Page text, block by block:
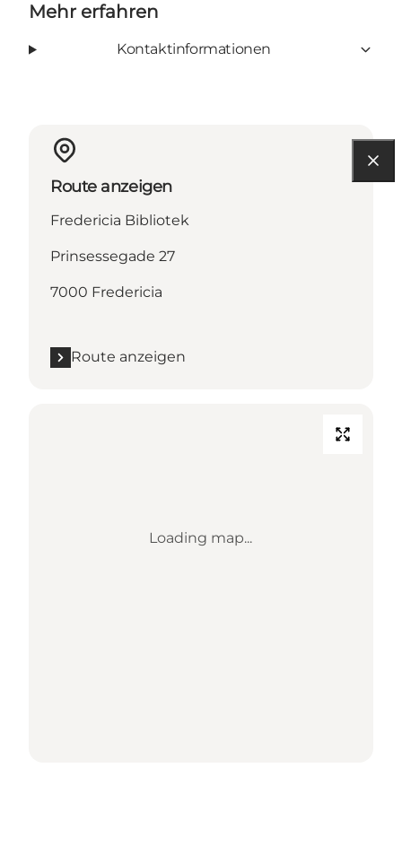
Mehr erfahren
Kontaktinformationen
Route anzeigen
Fredericia Bibliotek
Prinsessegade 27
7000 Fredericia
Route anzeigen
Loading map...